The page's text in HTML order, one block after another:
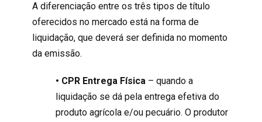
A diferenciação entre os três tipos de título
oferecidos no mercado está na forma de
liquidação, que deverá ser definida no momento
da emissão.
• CPR Entrega Física– quando a
liquidação se dá pela entrega efetiva do
produto agrícola e/ou pecuário. O produtor